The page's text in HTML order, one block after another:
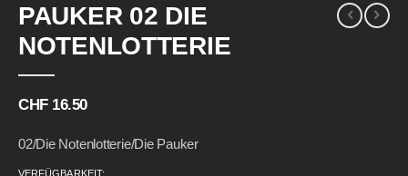
PAUKER 02 DIE
NOTENLOTTERIE
CHF 16.50
02/Die Notenlotterie/Die Pauker
VERFÜGBARKEIT:
to
the
end
images
to
the
beginning
images